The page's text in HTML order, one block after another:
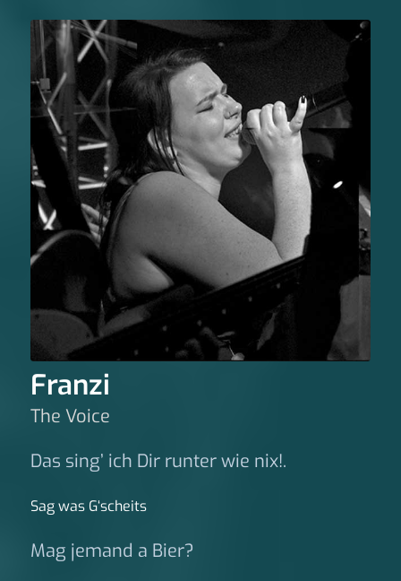
Franzi
The Voice
Das sing’ ich Dir runter wie nix!.
Sag was G‘scheits
Mag jemand a Bier?